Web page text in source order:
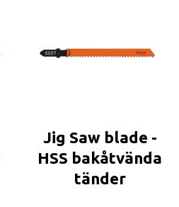
Jig Saw blade -
HSS bakåtvända
tänder